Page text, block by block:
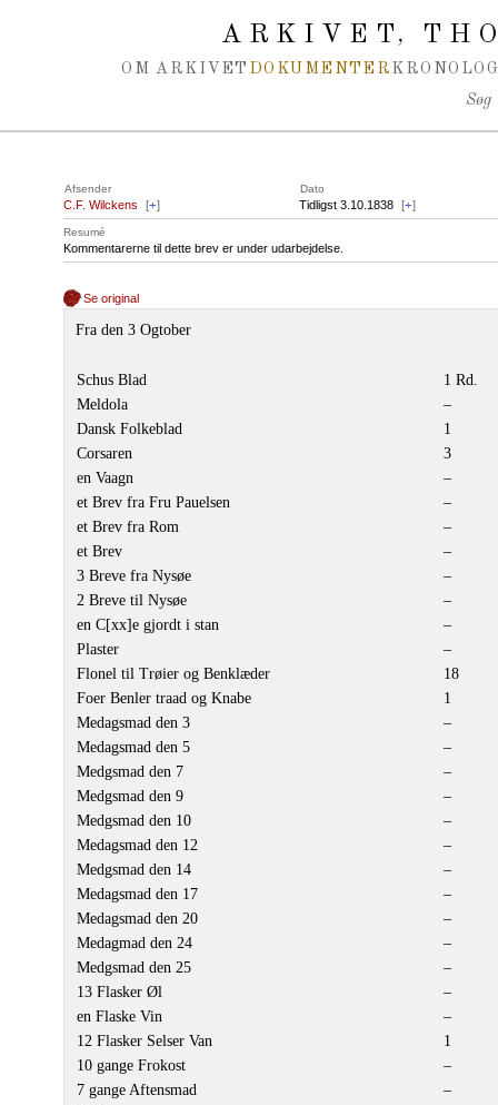
ARKIVET,
OM ARKIVET DOKUMENTER
Søg
Afsender Dato
C.F. Wilckens [+] Tidligst 3.10.1838 [+]
Resumé
Kommentarerne til dette brev er under udarbejdelse.
Se original
Fra den 3 Ogtober
Schus Blad
Meldola
Dansk Folkeblad
Corsaren
en Vaagn
et Brev fra Fru Pauelsen
et Brev fra Rom
et Brev
3 Breve fra Nysøe
2 Breve til Nysøe
en C[xx]e gjordt i stan
Plaster
Flonel til Trøier og Benklæder
Foer Benler traad og Knabe
Medagsmad den 3
Medagsmad den 5
Medgsmad den 7
Medgsmad den 9
Medgsmad den 10
Medagsmad den 12
Medgsmad den 14
Medagsmad den 17
Medagsmad den 20
Medagmad den 24
Medgsmad den 25
13 Flasker Øl
en Flaske Vin
12 Flasker Selser Van
10 gange Frokost
7 gange Aftensmad
1 Rd.
–
1
3
–
–
–
–
–
–
–
–
18
1
–
–
–
–
–
–
–
–
–
–
–
–
–
1
–
–